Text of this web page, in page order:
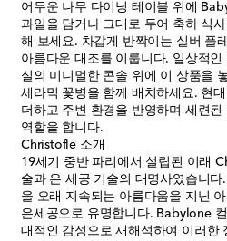
어두운 나무 다이닝 테이블 위에
과일을 담거나 그대로 두어 축하 식
해 보세요. 차갑게 반짝이는 실버 플
아름다운 대조를 이룹니다. 일상적인
실의 미니멀한 콘솔 위에 이 상품을
세라믹 꽃병을 함께 배치하세요. 현
더하고 주변 환경을 반영하며 세련
역할을 합니다.
Christofle 소개
19세기 중반 파리에서 설립된 이래
술과 은 세공 기술의 대명사였습니
을 오래 지속되는 아름다움을 지닌
은세공으로 유명합니다. Babylone
대적인 감성으로 재해석하여 이러한